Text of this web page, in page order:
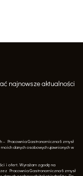
najnowsze aktualności
Pracownia Gastronomiczna 6 zmysł
danych osobowych ujawnionych w
i ofert. Wyrażam zgodę na
Pracownia Gastronomiczna 6 zmysł